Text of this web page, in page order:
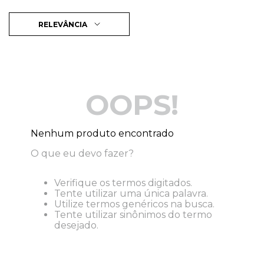
RELEVÂNCIA
OOPS!
Nenhum produto encontrado
O que eu devo fazer?
Verifique os termos digitados.
Tente utilizar uma única palavra.
Utilize termos genéricos na busca.
Tente utilizar sinônimos do termo
desejado.